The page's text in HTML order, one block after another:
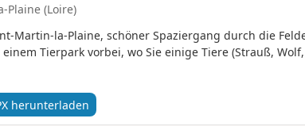
Plaine (Loire)
Martin-la-Plaine, schöner Spaziergang durch die
Tierpark vorbei, wo Sie einige Tiere (Strauß,
herunterladen